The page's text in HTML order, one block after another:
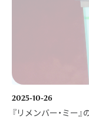
2025-10-26
『リメンバー・ミー